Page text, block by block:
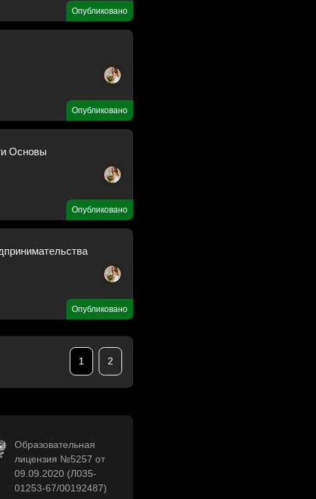
Опубликовано
Опубликовано
Опубликовано
Основы
Опубликовано
1 2
Образовательная
лицензия №5257 от
09.09.2020 (Л035-
01253-67/00192487)